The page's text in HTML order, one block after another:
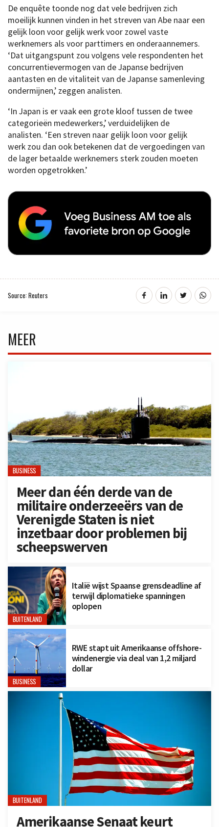
De enquête toonde nog dat vele bedrijven zich
moeilijk kunnen vinden in het streven van Abe naar een
gelijk loon voor gelijk werk voor zowel vaste
werknemers als voor parttimers en onderaannemers.
‘Dat uitgangspunt zou volgens vele respondenten het
concurrentievermogen van de Japanse bedrijven
aantasten en de vitaliteit van de Japanse samenleving
ondermijnen,’ zeggen analisten.
‘In Japan is er vaak een grote kloof tussen de twee
categorieën medewerkers,’ verduidelijken de
analisten. ‘Een streven naar gelijk loon voor gelijk
werk zou dan ook betekenen dat de vergoedingen van
de lager betaalde werknemers sterk zouden moeten
worden opgetrokken.’
Source: Reuters
MEER
BUSINESS
Meer dan één derde van de
militaire onderzeeërs van de
Verenigde Staten is niet
inzetbaar door problemen bij
scheepswerven
BUITENLAND
Italië wijst Spaanse grensdeadline af
terwijl diplomatieke spanningen
oplopen
BUSINESS
RWE stapt uit Amerikaanse offshore-
windenergie via deal van 1,2 miljard
dollar
BUITENLAND
Amerikaanse Senaat keurt